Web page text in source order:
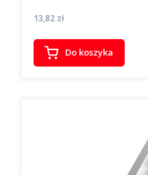
Cena
13,82 zł
Do koszyka